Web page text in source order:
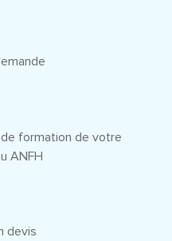
formation de votre
ANFH
devis